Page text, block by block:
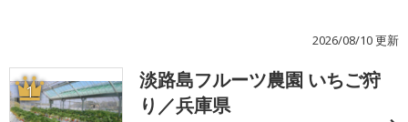
2026/08/10 更新
1
淡路島フルーツ農園 いちご狩
り／兵庫県